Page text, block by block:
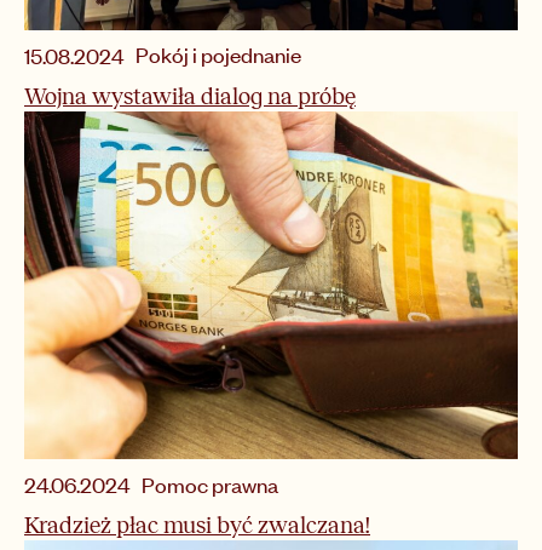
15.08.2024 Pokój i pojednanie
Wojna wystawiła dialog na próbę
24.06.2024 Pomoc prawna
Kradzież płac musi być zwalczana!